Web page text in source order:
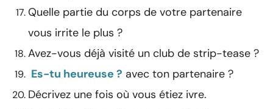
Quelle partie du corps de votre partenaire
vous irrite le plus ?
Avez-vous déjà visité un club de strip-tease ?
Es-tu heureuse ? avec ton partenaire ?
Décrivez une fois où vous étiez ivre.